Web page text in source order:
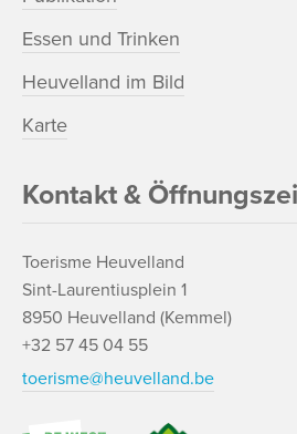
Essen und Trinken
Heuvelland im Bild
Karte
Kontakt &
Toerisme Heuvelland
Sint-Laurentiusplein 1
8950 Heuvelland (Kemmel)
+32 57 45 04 55
toerisme@heuvelland.be